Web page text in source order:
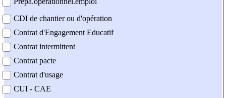
CDI de chantier ou d'opération
Contrat d'Engagement Educatif
Contrat intermittent
Contrat pacte
Contrat d'usage
CUI - CAE